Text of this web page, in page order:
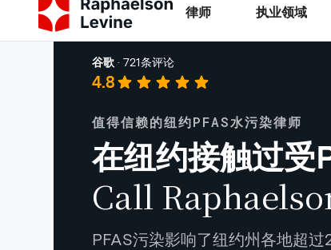
律师 执业领域
产品责任
谷歌 · 721条评论
4.8
值得信赖的纽约PFAS水污染律师
在纽约接触过受
Call
PFAS污染影响了纽约州各地超